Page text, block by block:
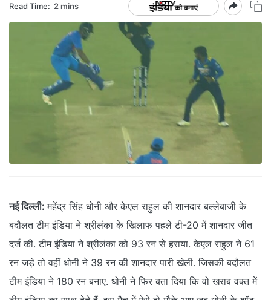
Read Time: 2 mins
नई दिल्ली: महेंद्र सिंह धोनी और केएल राहुल की शानदार बल्लेबाजी के
बदौलत टीम इंडिया ने श्रीलंका के खिलाफ पहले टी-20 में शानदार जीत
दर्ज की. टीम इंडिया ने श्रीलंका को 93 रन से हराया. केएल राहुल ने 61
रन जड़े तो वहीं धोनी ने 39 रन की शानदार पारी खेली. जिसकी बदौलत
टीम इंडिया ने 180 रन बनाए. धोनी ने फिर बता दिया कि वो खराब वक्त में